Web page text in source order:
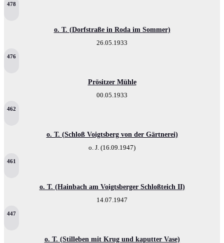
478
o. T. (Dorfstraße in Roda im Sommer)
26.05.1933
476
Prösitzer Mühle
00.05.1933
462
o. T. (Schloß Voigtsberg von der Gärtnerei)
o. J. (16.09.1947)
461
o. T. (Hainbach am Voigtsberger Schloßteich II)
14.07.1947
447
o. T. (Stilleben mit Krug und kaputter Vase)